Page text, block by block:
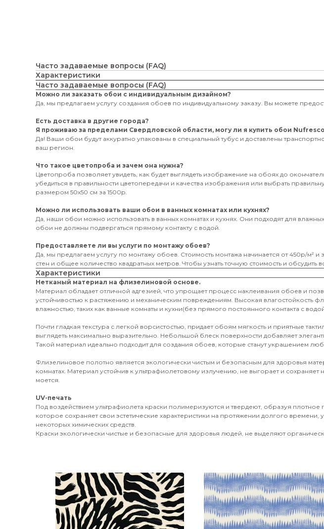
Часто задаваемые вопросы (FAQ)
Характеристики
Часто задаваемые вопросы (FAQ)
Можно ли заказать обои с индивидуальным дизайном?
Да, мы предлагаем услугу создания обоев по индивидуальному заказу. Вы можете
Есть доставка в другие города?
Я проживаю за пределами Свердловской области, могу ли я купить обои
Да! Ваши обои будут аккуратно упакованы в специальный тубус и доставлены
ваш регион.
Что такое цветопроба и зачем она нужна?
Цветопроба позволяет увидеть, как будет выглядеть изображение на обоях до
убедиться в правильности цветопередачи и качества изображения или выбрать
размером 50х50 см за 1500р.
Можно ли использовать ваши обои в ванных комнатах или кухнях?
Да, наши обои можно использовать в ванных комнатах и кухнях. Они подходят для
обои не должны подвергаться прямому контакту с водой.
Предоставляете ли вы услуги по монтажу обоев?
Да, мы предлагаем услугу по монтажу обоев. Стоимость монтажа начинается от 450р/м²
стен и общее количество квадратных метров. Чтобы узнать точную стоимость и обсудить
Характеристики
Нетканый материал на флизелиновой основе.
Материал обладает отличной адгезией, что упрощает процесс наклеивания обоев и
устойчивостью к растяжению и механическим повреждениям. Высокая
влажностью, таких как ванные комнаты и кухни(без прямого постоянного контакта с
Почти гладкая текстура с легкой ворсистостью, придает обоям мягкость и приятные
выглядеть максимально выразительно. Небольшой блеск поверхности добавляет
Такой материал идеально подходит для создания обоев, которые станут украшением
Флизелиновое полотно является экологически чистым и безопасным для здоровья
комнатах. Материал устойчив к ультрафиолетовому излучению, не выгорает и
моется.
UV-печать
Под воздействием ультрафиолета краски полимеризуются и твердеют, образуя
которое сохраняет свои эстетические характеристики на протяжении долгого
некоторых химических средств.
Краски экологически чистые и безопасные для здоровья людей, не выделяют